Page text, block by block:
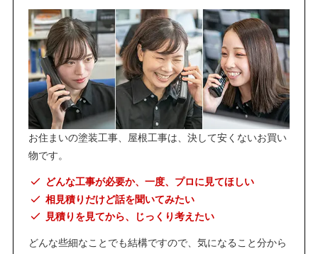
お住まいの塗装工事、屋根工事は、決して安くないお買い
物です。
どんな工事が必要か、一度、プロに見てほしい
相見積りだけど話を聞いてみたい
見積りを見てから、じっくり考えたい
どんな些細なことでも結構ですので、気になること分から